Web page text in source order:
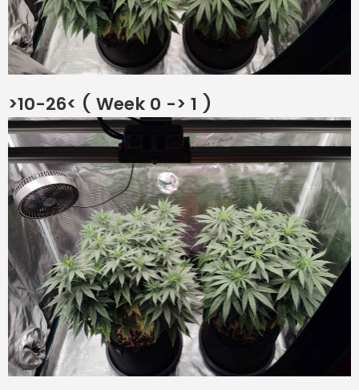
>10-26< ( Week 0 -> 1 )